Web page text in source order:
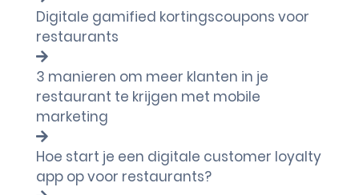
Digitale gamified kortingscoupons voor
restaurants
3 manieren om meer klanten in je
restaurant te krijgen met mobile
marketing
Hoe start je een digitale customer loyalty
app op voor restaurants?